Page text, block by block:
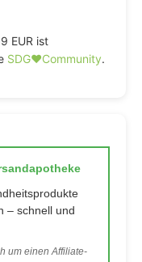
EUR ist
SDG♥️Community.
– schnell und
um einen Affiliate-